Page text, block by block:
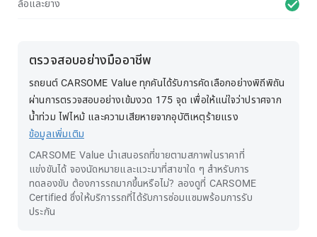
ล้อและยาง
ตรวจสอบอย่างมืออาชีพ
รถยนต์ CARSOME Value ทุกคันได้รับการคัดเลือกอย่างพิถีพิถัน
ผ่านการตรวจสอบอย่างเข้มงวด 175 จุด เพื่อให้แน่ใจว่าปราศจาก
น้ำท่วม ไฟไหม้ และความเสียหายจากอุบัติเหตุร้ายแรง
ข้อมูลเพิ่มเติม
CARSOME Value นำเสนอรถที่ขายตามสภาพในราคาที่
แข่งขันได้ จองนัดหมายและแวะมาที่สาขาใด ๆ สำหรับการ
ทดลองขับ ต้องการรถมากขึ้นหรือไม่? ลองดูที่ CARSOME
Certified ซึ่งให้บริการรถที่ได้รับการซ่อมแซมพร้อมการรับ
ประกัน